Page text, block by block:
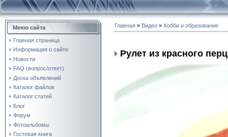
Меню сайта
Главная страница
Информация о сайте
Новости
FAQ (вопрос/ответ)
Доска объявлений
Каталог файлов
Каталог статей
Блог
Форум
Фотоальбомы
Гостевая книга
Главная » Видео » Хобби и образование
Рулет из красного